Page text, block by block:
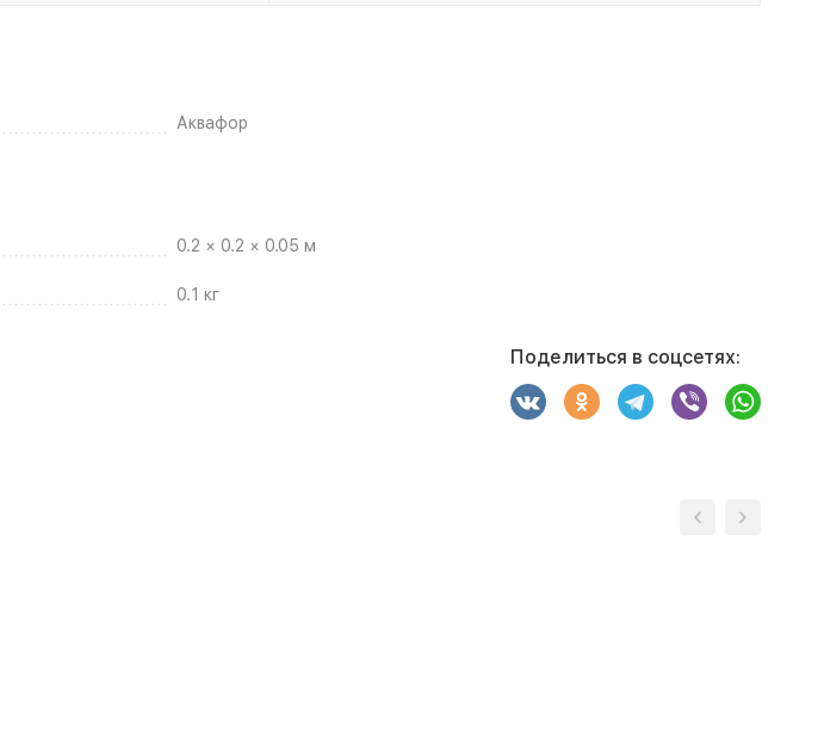
Аквафор
0.2 × 0.2 × 0.05 м
0.1 кг
Поделиться в соцсетях: